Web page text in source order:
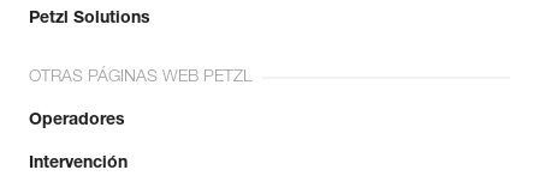
Petzl Solutions
OTRAS PÁGINAS WEB PETZL
Operadores
Intervención